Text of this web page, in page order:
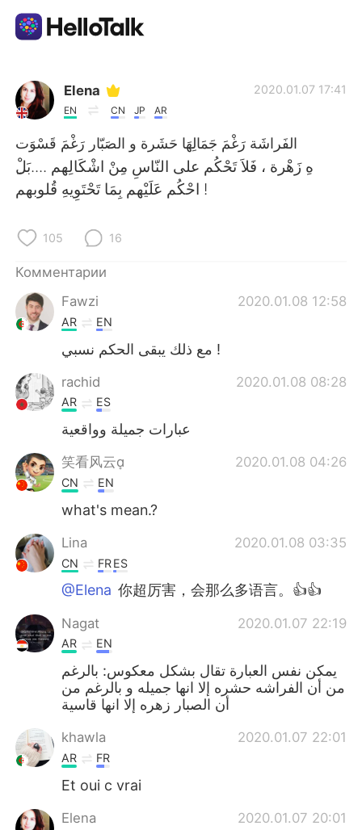
Приложение для Языкового Обмена
AI Grammar Checker
Русский
English
العربية
한국어
Türkçe
Elena
EN CN JP AR
2020.01.07 17:41
الفَراشَة رَغْمَ جَمَالِهَا حَشَرة و الصَبّار رَغْمَ قَسْوَت
احْكُم عَلَيْهم بِمَا تَحْتَوِيهِ قُلوبهم !
105 16
Комментарии
Fawzi
2020.01.08 12:58
AR EN
مع ذلك يبقى الحكم نسبي !
rachid 2020.01.08 08:28
AR ES
عبارات جميلة وواقعية
笑看风云 2020.01.08 04:26
CN EN
what's mean.?
Lina 2020.01.08 03:35
CN FRES
@Elena 你超厉害，会那么多语言。👍👍
Nagat 2020.01.07 22:19
AR EN
يمكن نفس العبارة تقال بشكل معكوس: بالرغم
من أن الفراشه حشره إلا انها جميله و بالرغم من
أن الصبار زهره إلا انها قاسية
khawla 2020.01.07 22:01
AR FR
Et oui c vrai
Elena 2020.01.07 20:01